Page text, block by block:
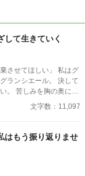
して生きていく
てほしい」 私はグ
ランシエール。 決して
に閉
の従兄、レオナールが
文字数：11,097
はもう振り返りませ